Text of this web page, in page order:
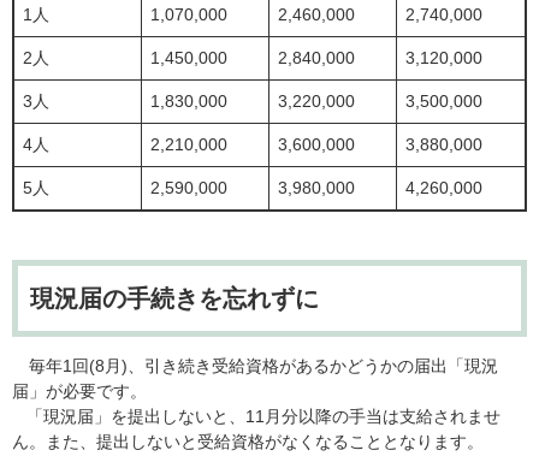
1人 1,070,000 2,460,000 2,740,000
2人 1,450,000 2,840,000 3,120,000
3人 1,830,000 3,220,000 3,500,000
4人 2,210,000 3,600,000 3,880,000
5人 2,590,000 3,980,000 4,260,000
現況届の手続きを忘れずに
毎年1回(8月)、引き続き受給資格があるかどうかの届出「現況
届」が必要です。
「現況届」を提出しないと、11月分以降の手当は支給されませ
ん。また、提出しないと受給資格がなくなることとなります。